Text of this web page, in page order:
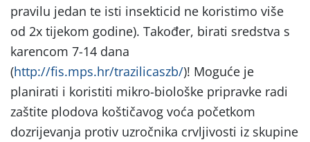
pravilu jedan te isti insekticid ne koristimo više
od 2x tijekom godine). Također, birati sredstva s
karencom 7-14 dana
(http://fis.mps.hr/trazilicaszb/)! Moguće je
planirati i koristiti mikro-biološke pripravke radi
zaštite plodova koštičavog voća početkom
dozrijevanja protiv uzročnika crvljivosti iz skupine